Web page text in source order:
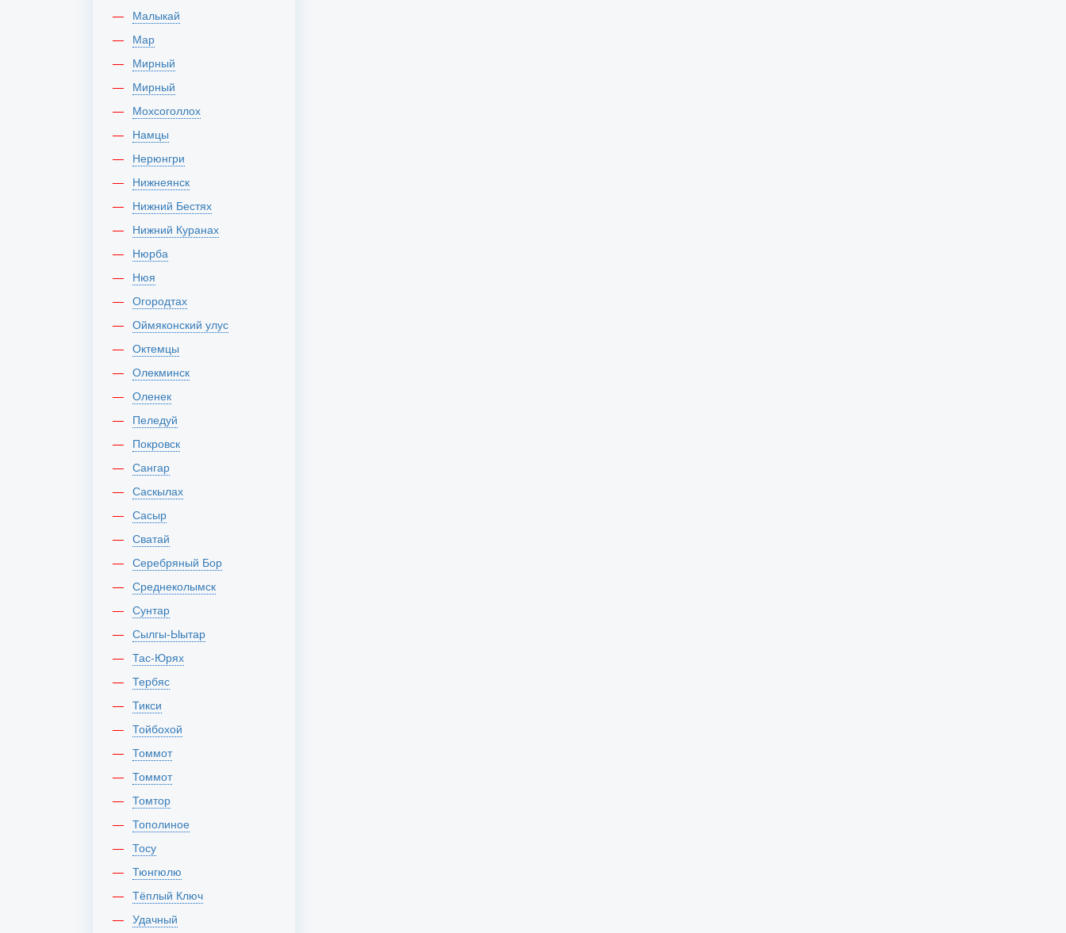
Малыкай
Мар
Мирный
Мирный
Мохсоголлох
Намцы
Нерюнгри
Нижнеянск
Нижний Бестях
Нижний Куранах
Нюрба
Нюя
Огородтах
Оймяконский улус
Октемцы
Олекминск
Оленек
Пеледуй
Покровск
Сангар
Саскылах
Сасыр
Сватай
Серебряный Бор
Среднеколымск
Сунтар
Сылгы-Ыытар
Тас-Юрях
Тербяс
Тикси
Тойбохой
Томмот
Томмот
Томтор
Тополиное
Тосу
Тюнгюлю
Тёплый Ключ
Удачный